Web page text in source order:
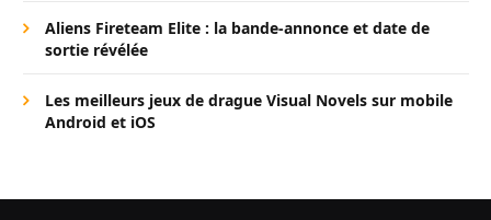
Aliens Fireteam Elite : la bande-annonce et date de
sortie révélée
Les meilleurs jeux de drague Visual Novels sur mobile
Android et iOS